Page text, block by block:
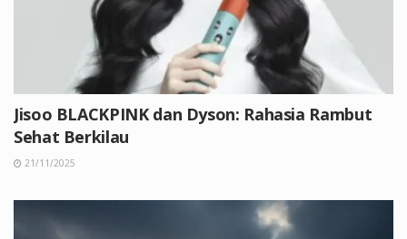
Jisoo BLACKPINK dan Dyson: Rahasia Rambut
Sehat Berkilau
21/11/2025